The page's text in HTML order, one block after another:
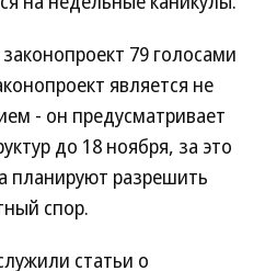
79 голосами
является не
- он предусматривает
до 18 ноября, за это
планируют разрешить
спор.
статьи о